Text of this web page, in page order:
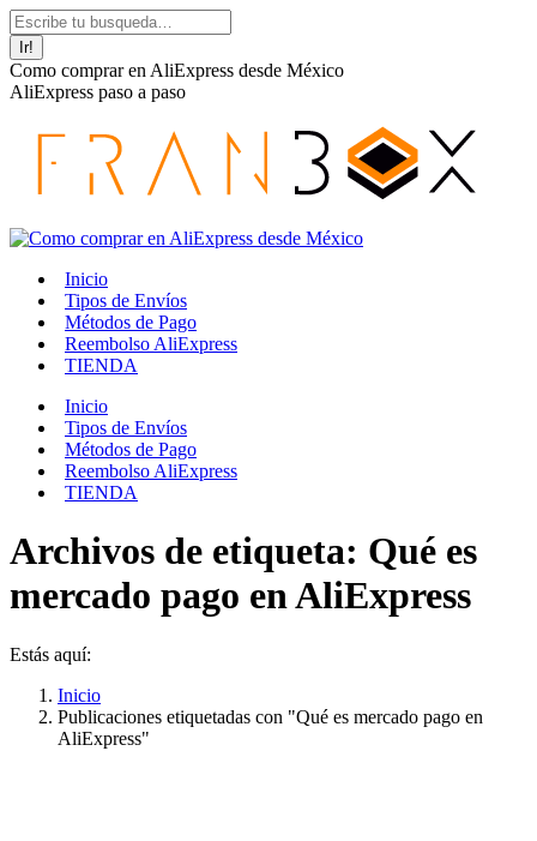
Saltar
al
contenido
Facebook
page
opens
in
new
Instagram
page
opens
in
new
YouTube
page
opens
in
new
Buscar:
Como comprar en AliExpress desde México
AliExpress paso a paso
Inicio
Tipos de Envíos
Métodos de Pago
Reembolso AliExpress
TIENDA
Inicio
Tipos de Envíos
Métodos de Pago
Reembolso AliExpress
TIENDA
Archivos de etiqueta: Qué es
mercado pago en AliExpress
Estás aquí:
Inicio
Publicaciones etiquetadas con "Qué es mercado pago en
AliExpress"